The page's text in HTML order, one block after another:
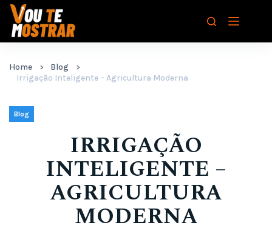
Pular
para
Home
Blog
Irrigação Inteligente – Agricultura Moderna
Blog
IRRIGAÇÃO
INTELIGENTE –
AGRICULTURA
MODERNA